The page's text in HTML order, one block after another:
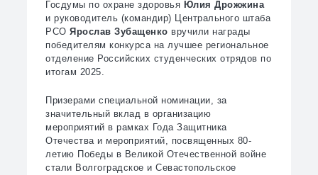
Госдумы по охране здоровья Юлия Дрожжина
и руководитель (командир) Центрального штаба
РСОЯрослав Зубащенко вручили награды
победителям конкурса на лучшее региональное
отделение Российских студенческих отрядов по
итогам 2025.
Призерами специальной номинации, за
значительный вклад в организацию
мероприятий в рамках Года Защитника
Отечества и мероприятий, посвященных 80-
летию Победы в Великой Отечественной войне
стали Волгоградское и Севастопольское